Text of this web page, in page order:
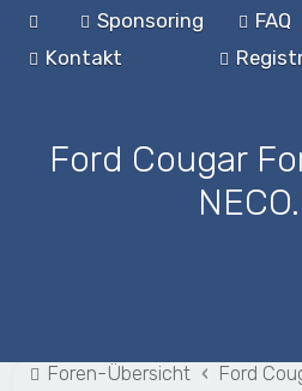
Sponsoring
FAQ
Kontakt
Ford Cougar
Foren-Übersicht Ford